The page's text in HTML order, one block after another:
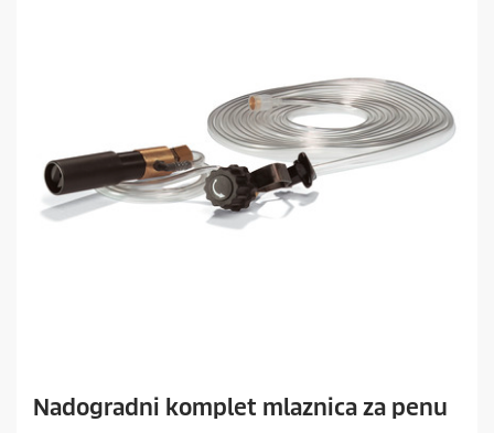
Nadogradni komplet mlaznica za penu